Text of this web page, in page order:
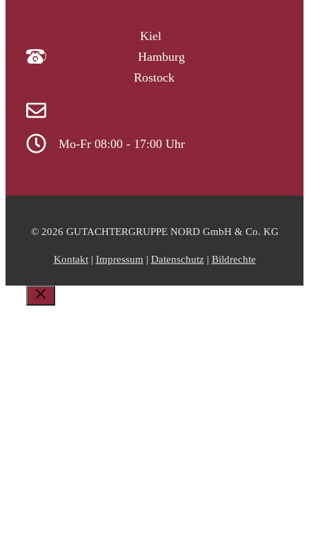
Kiel
Hamburg
Rostock
Mo-Fr 08:00 - 17:00 Uhr
© 2026 GUTACHTERGRUPPE NORD GmbH & Co. KG
Kontakt| Impressum | Datenschutz| Bildrechte
Schließen